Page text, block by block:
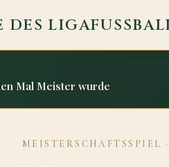
Mal Meister wurde
MEISTERSCHAFTSSPIEL